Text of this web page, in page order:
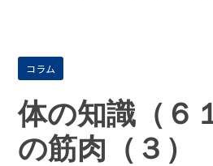
コラム
体の知識（６
の筋肉（３）